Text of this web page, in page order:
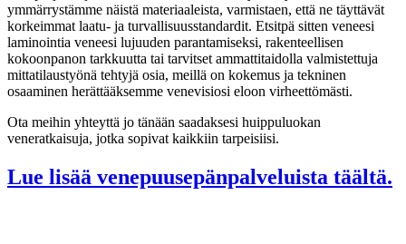
ymmärrystämme näistä materiaaleista, varmistaen, että ne täyttävät
korkeimmat laatu- ja turvallisuusstandardit. Etsitpä sitten veneesi
laminointia veneesi lujuuden parantamiseksi, rakenteellisen
kokoonpanon tarkkuutta tai tarvitset ammattitaidolla valmistettuja
mittatilaustyönä tehtyjä osia, meillä on kokemus ja tekninen
osaaminen herättääksemme venevisiosi eloon virheettömästi.
Ota meihin yhteyttä jo tänään saadaksesi huippuluokan
veneratkaisuja, jotka sopivat kaikkiin tarpeisiisi.
Lue lisää venepuusepänpalveluista täältä.